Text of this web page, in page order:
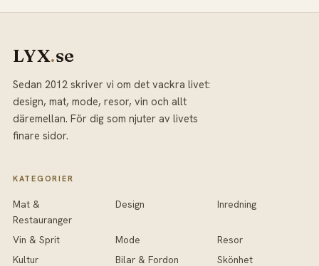
LYX.se
Sedan 2012 skriver vi om det vackra livet:
design, mat, mode, resor, vin och allt
däremellan. För dig som njuter av livets
finare sidor.
KATEGORIER
Mat &
Restauranger
Design Inredning
Vin & Sprit Mode
Resor
Kultur
Bilar & Fordon Skönhet